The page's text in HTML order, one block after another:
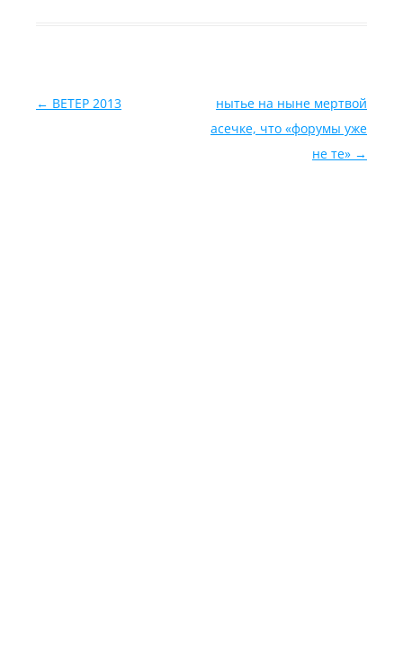
Навигация по записям
← ВЕТЕР 2013
нытье на ныне мертвой
асечке, что «форумы уже
не те» →